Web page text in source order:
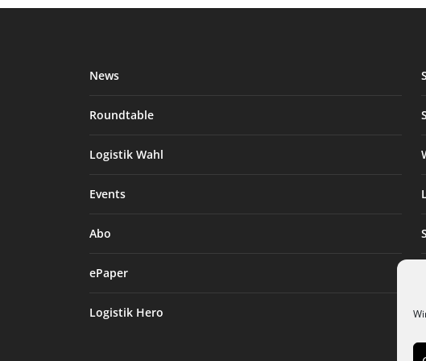
News
Roundtable
Logistik Wahl
Events
Abo
ePaper
Logistik Hero